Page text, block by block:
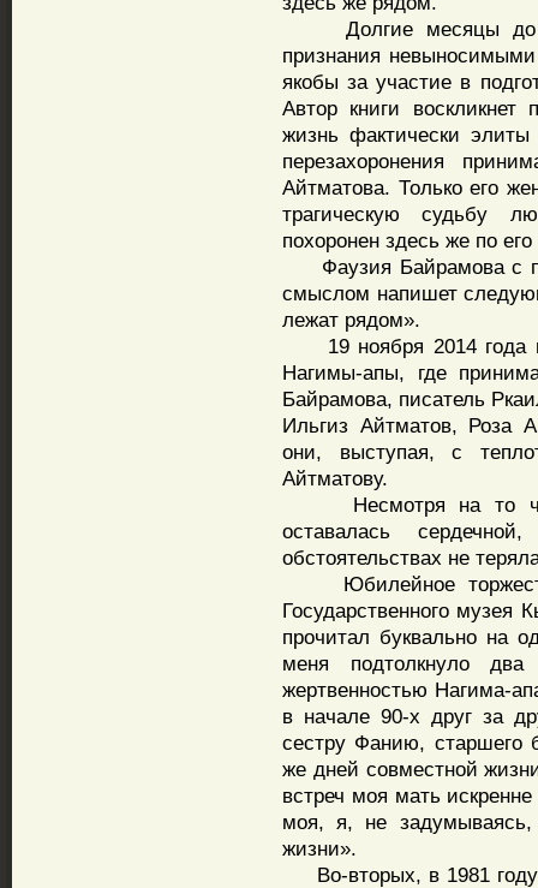
Долгие месяцы до
признания
якобы за участие в
Автор книги воскликнет
жизнь фактически элиты
перезахоронения
Айтматова. Только его
трагическую судьбу
похоронен здесь же по
Фаузия Байрамова с
смыслом напишет
лежат рядом».
19 ноября 2014 года
Нагимы-апы, где
Байрамова, писатель
Ильгиз Айтматов, Роза
они, выступая, с
Айтматову.
Несмотря на то что
оставалась
обстоятельствах не
Юбилейное
Государственного музея
прочитал буквально на
меня подтолкнуло два
жертвенностью Нагима-
в начале 90-х друг за
сестру Фанию,
же дней совместной
встреч моя мать
моя, я, не
жизни».
Во-вторых, в 1981 году